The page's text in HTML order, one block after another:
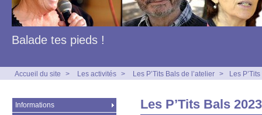
Balade tes pieds !
Accueil du site > Les activités > Les P’Tits Bals de l’atelier > Les
Les P’Tits Bals
Informations